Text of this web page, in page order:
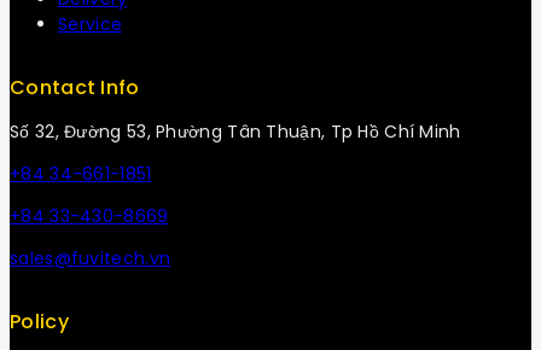
Service
Contact Info
Số 32, Đường 53, Phường Tân Thuận, Tp Hồ Chí Minh
+84 34-661-1851
+84 33-430-8669
sales@fuvitech.vn
Policy